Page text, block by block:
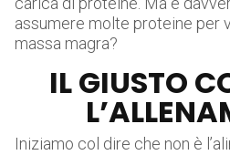
assumere molte proteine per
massa magra?
IL GIUSTO
Iniziamo col dire che non è